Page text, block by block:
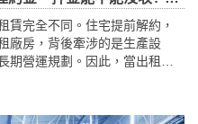
賃完全不同。住宅提前解約，
廠房，背後牽涉的是生產設
營運規劃。因此，當出租人
整需要提前退租時，真正要考
是企業能不能承受營運中斷
務與法律觀點，完整解析廠房租